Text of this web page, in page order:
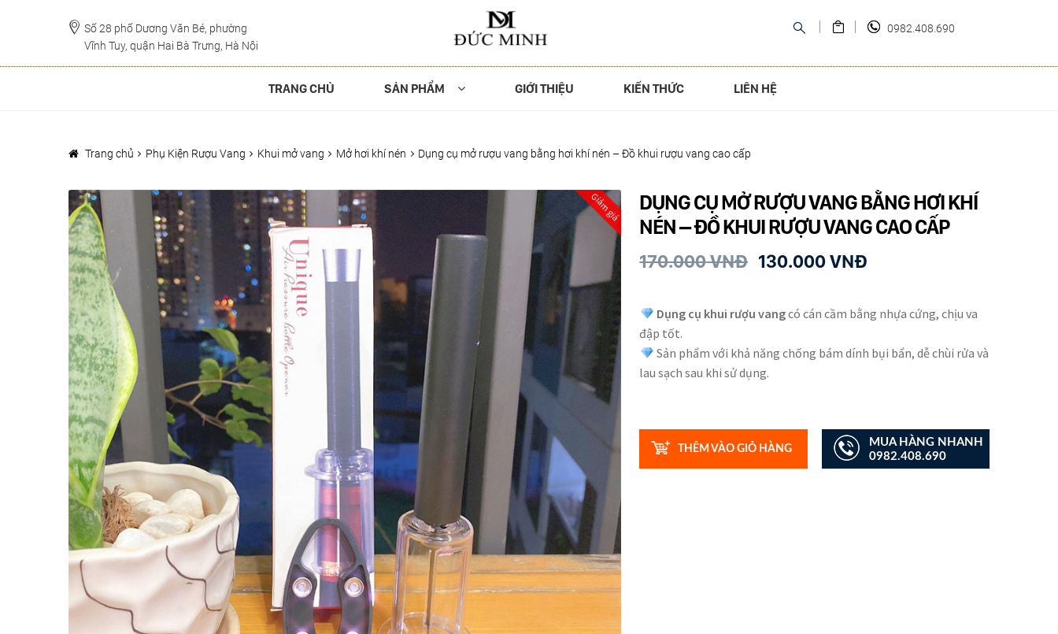
đến
Điều
hướng
đến
nội
dung
Số 28 phố Dương Văn Bé, phường
Vĩnh Tuy, quận Hai Bà Trưng, Hà Nội
0982.408.690
TRANG CHỦ SẢN PHẨM GIỚI THIỆU KIẾN THỨC LIÊN HỆ
Trang chủ Phụ Kiện Rượu Vang Khui mở vang Mở hơi khí nén Dụng cụ mở rượu vang bằng hơi khí nén – Đồ khui rượu vang cao cấp
Giảm giá
DỤNG CỤ MỞ RƯỢU VANG BẰNG HƠI KHÍ
NÉN – ĐỒ KHUI RƯỢU VANG CAO CẤP
170.000VNĐ 130.000VNĐ
Dụng cụ khui rượu vangcó cán cầm bằng nhựa cứng, chịu va
đập tốt.
Sản phẩm với khả năng chống bám dính bụi bẩn, dễ chùi rửa và
lau sạch sau khi sử dụng.
lượng
THÊM VÀO GIỎ HÀNG
MUA HÀNG NHANH
0982.408.690